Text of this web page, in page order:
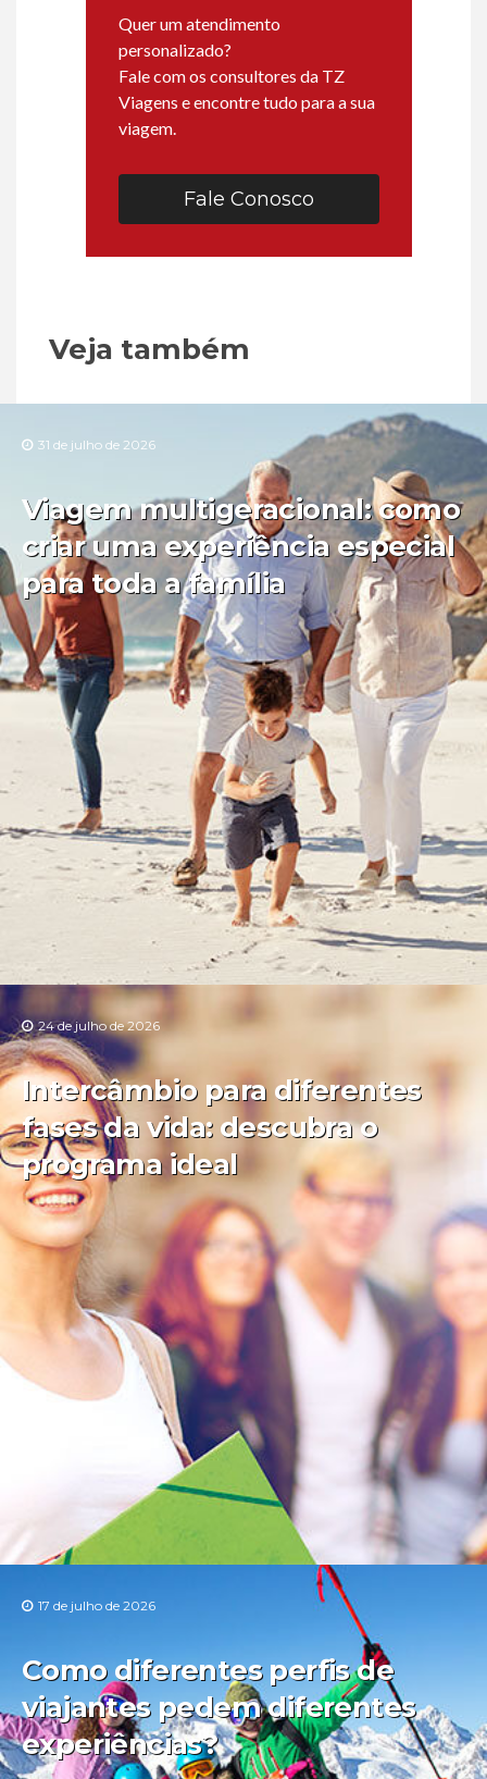
Quer um atendimento
personalizado?
Fale com os consultores da TZ
Viagens e encontre tudo para a sua
viagem.
Fale Conosco
Veja também
31 de julho de 2026
Viagem multigeracional: como
criar uma experiência especial
para toda a família
24 de julho de 2026
Intercâmbio para diferentes
fases da vida: descubra o
programa ideal
17 de julho de 2026
Como diferentes perfis de
viajantes pedem diferentes
experiências?